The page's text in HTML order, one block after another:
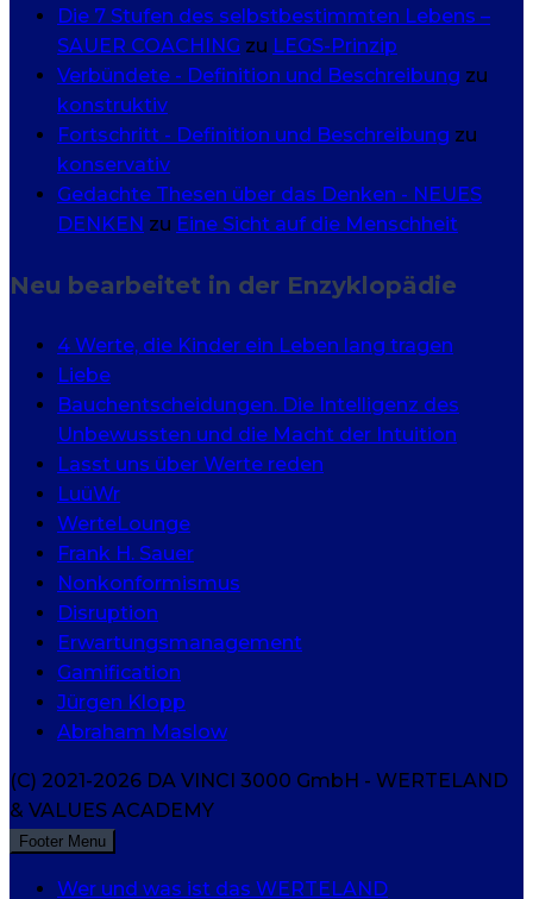
Die 7 Stufen des selbstbestimmten Lebens –
SAUER COACHING zu LEGS-Prinzip
Verbündete - Definition und Beschreibung zu
konstruktiv
Fortschritt - Definition und Beschreibung zu
konservativ
Gedachte Thesen über das Denken - NEUES
DENKEN zu Eine Sicht auf die Menschheit
Neu bearbeitet in der Enzyklopädie
4 Werte, die Kinder ein Leben lang tragen
Liebe
Bauchentscheidungen. Die Intelligenz des
Unbewussten und die Macht der Intuition
Lasst uns über Werte reden
LuüWr
WerteLounge
Frank H. Sauer
Nonkonformismus
Disruption
Erwartungsmanagement
Gamification
Jürgen Klopp
Abraham Maslow
(C) 2021-2026 DA VINCI 3000 GmbH - WERTELAND
& VALUES ACADEMY
Footer Menu
Wer und was ist das WERTELAND